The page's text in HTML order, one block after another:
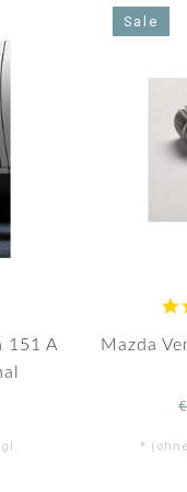
151 A
Sale
Mazda
*